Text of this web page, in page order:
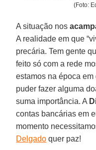
(Foto:
A situação nos
A realidade em que
precária. Tem gente
feito só com a rede
estamos na época
puder fazer alguma
suma importância. A
contas bancárias em
momento
Delgado quer paz!